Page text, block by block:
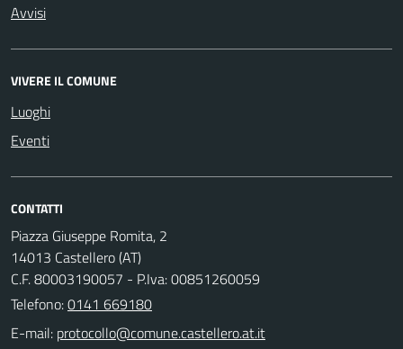
Avvisi
VIVERE IL COMUNE
Luoghi
Eventi
CONTATTI
Piazza Giuseppe Romita, 2
14013 Castellero (AT)
C.F. 80003190057 - P.Iva: 00851260059
Telefono:0141 669180
E-mail: